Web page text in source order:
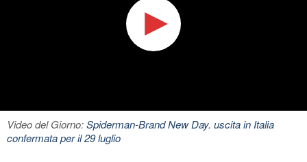
Video del Giorno:Spiderman-Brand New Day. uscita in Italia
confermata per il 29 luglio